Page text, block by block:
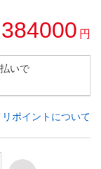
384000 円
いで
リポイントについて